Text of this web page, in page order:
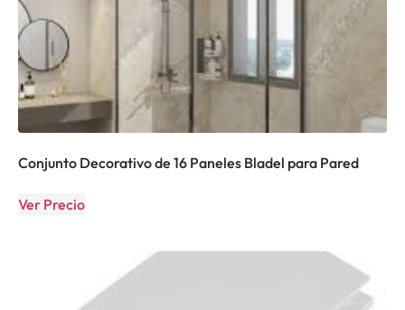
Conjunto Decorativo de 16 Paneles Bladel para Pared
Ver Precio